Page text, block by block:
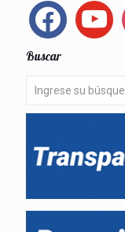
facebook youtube
Buscar